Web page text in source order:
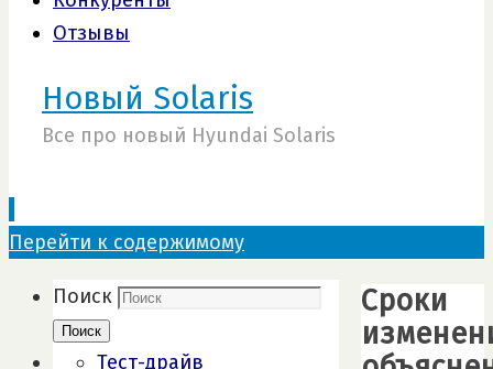
Отзывы
Новый Solaris
Все про новый Hyundai Solaris
Перейти к содержимому
Сроки
Поиск
Поиск
Тест-драйв